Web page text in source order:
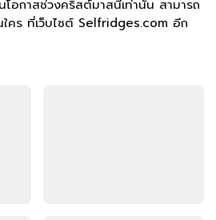
โอกาสช่วงคริสต์มาสนี้เท่านั้น สามารถ
คร ที่เว็บไซต์ Selfridges.com อีก